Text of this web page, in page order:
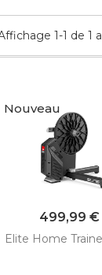
1-1 de 1
Nouveau
Prix
499,99 €
Elite Home